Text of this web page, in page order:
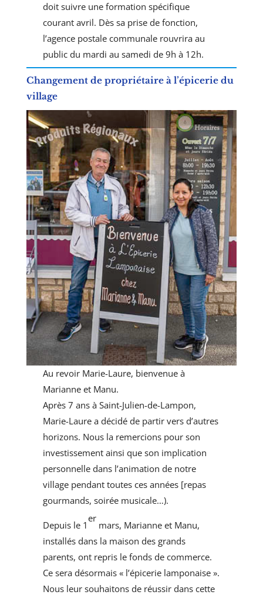
doit suivre une formation spécifique
courant avril. Dès sa prise de fonction,
l’agence postale communale rouvrira au
public du mardi au samedi de 9h à 12h.
Changement de propriétaire à l’épicerie du
village
Au revoir Marie-Laure, bienvenue à
Marianne et Manu.
Après 7 ans à Saint-Julien-de-Lampon,
Marie-Laure a décidé de partir vers d’autres
horizons. Nous la remercions pour son
investissement ainsi que son implication
personnelle dans l’animation de notre
village pendant toutes ces années [repas
gourmands, soirée musicale…).
Depuis le 1
er
mars, Marianne et Manu,
installés dans la maison des grands
parents, ont repris le fonds de commerce.
Ce sera désormais « l’épicerie lamponaise ».
Nous leur souhaitons de réussir dans cette